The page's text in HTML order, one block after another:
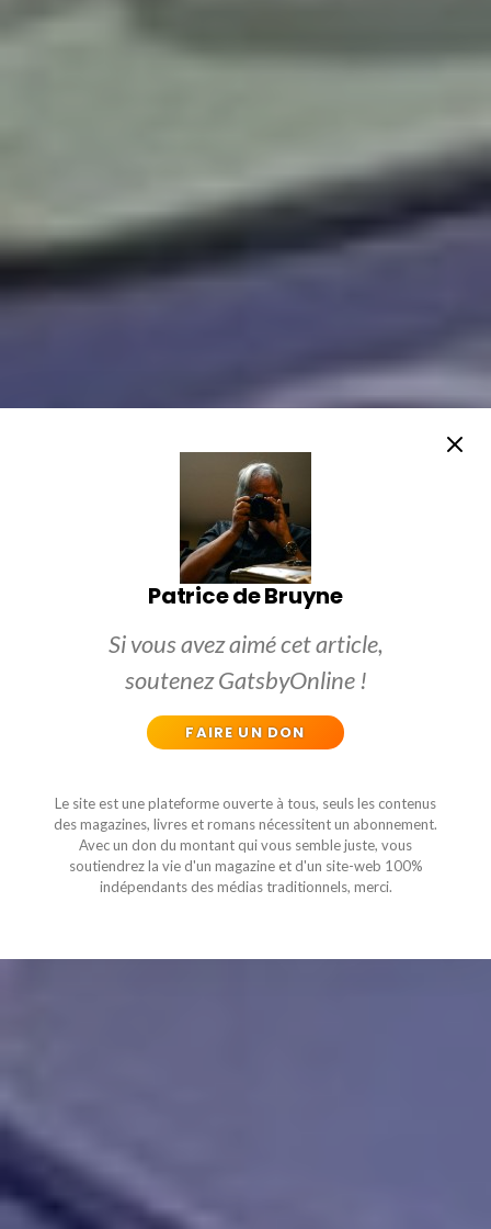
Patrice de Bruyne
Si vous avez aimé cet article,
soutenez GatsbyOnline !
FAIRE UN DON
Le site est une plateforme ouverte à tous, seuls les contenus
des magazines, livres et romans nécessitent un abonnement.
Avec un don du montant qui vous semble juste, vous
soutiendrez la vie d'un magazine et d'un site-web 100%
indépendants des médias traditionnels, merci.